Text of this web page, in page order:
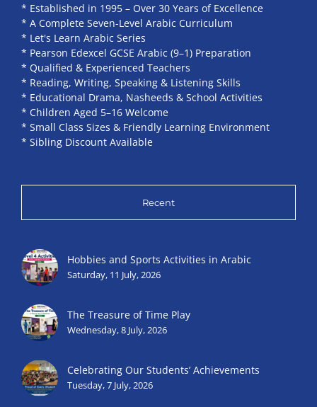
* Established in 1995 – Over 30 Years of Excellence
* A Complete Seven-Level Arabic Curriculum
* Let's Learn Arabic Series
* Pearson Edexcel GCSE Arabic (9–1) Preparation
* Qualified & Experienced Teachers
* Reading, Writing, Speaking & Listening Skills
* Educational Drama, Nasheeds & School Activities
* Children Aged 5–16 Welcome
* Small Class Sizes & Friendly Learning Environment
* Sibling Discount Available
Recent
Hobbies and Sports Activities in Arabic
Saturday, 11 July, 2026
The Treasure of Time Play
Wednesday, 8 July, 2026
Celebrating Our Students’ Achievements
Tuesday, 7 July, 2026